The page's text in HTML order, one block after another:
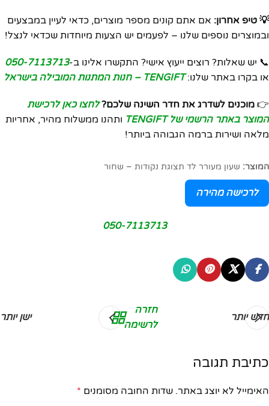
💡 טיפ אחרון: אם אתם קונים מספר מוצרים, כדאי לעיין במבצעים
ובמוצרים נוספים שלנו – לפעמים יש הצעות מיוחדות שכדאי לנצל!
📞 יש שאלות? רוצים ייעוץ אישי? התקשרו אלינו ב-050-7113713
או בקרו באתר שלנו:TENGIFT – חנות המתנות המובילה בישראל
👉 מוכנים לשדרג את חדר השינה שלכם? לחצו כאן לרכישת
המוצר באתר הרשמי של TENGIFT
ותהנו ממשלוח מהיר, אחריות
מלאה ושירות ברמה הגבוהה ביותר!
המוצר: שעון מעורר לד תצוגת נקודות – שחור
לרכישה מהירה
050-7113713
חדש יותר
חזרה
לרשימה
ישן יותר
כתיבת תגובה
האימייל לא יוצג באתר. שדות החובה מסומנים *